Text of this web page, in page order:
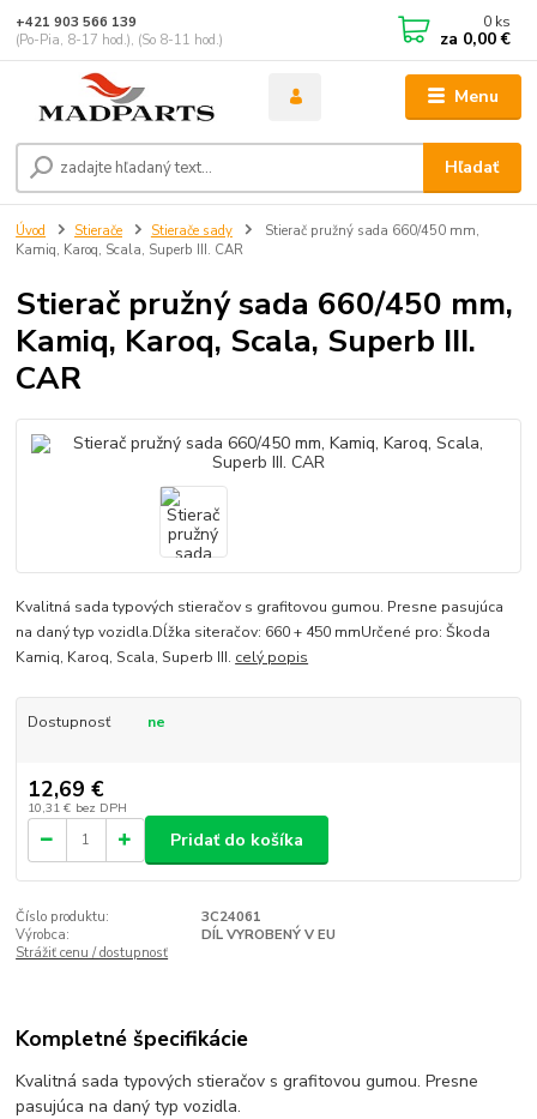
Menu
Hľadať
+421 903 566 139
(Po-Pia, 8-17 hod.), (So 8-11 hod.)
0 ks
za 0,00 €
Úvod Stierače Stierače sady
Stierač pružný sada 660/450 mm,
Kamiq, Karoq, Scala, Superb III. CAR
Stierač pružný sada 660/450 mm,
Kamiq, Karoq, Scala, Superb III.
CAR
Kvalitná sada typových stieračov s grafitovou gumou. Presne pasujúca
na daný typ vozidla.Dĺžka siteračov: 660 + 450 mmUrčené pro: Škoda
Kamiq, Karoq, Scala, Superb III. celý popis
Dostupnosť ne
12,69 €
10,31 € bez DPH
Pridať do košíka
Číslo produktu:
3C24061
Výrobca:
DÍL VYROBENÝ V EU
Strážiť cenu / dostupnosť
Kompletné špecifikácie
Kvalitná sada typových stieračov s grafitovou gumou. Presne
pasujúca na daný typ vozidla.